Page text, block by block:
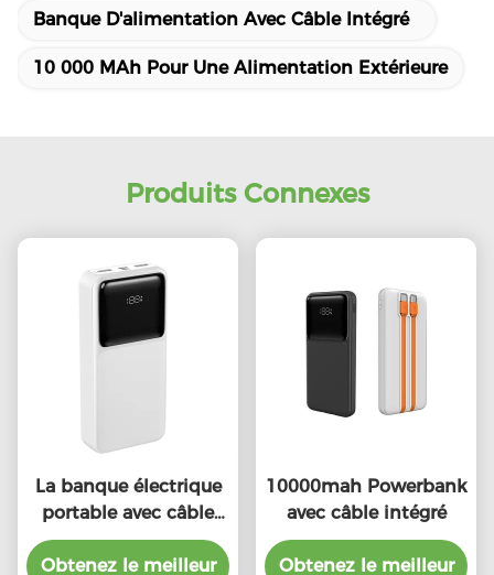
Banque D'alimentation Avec Câble Intégré
10 000 MAh Pour Une Alimentation Extérieure
Produits Connexes
La banque électrique
portable avec câble
intégré
Obtenez le meilleur
10000mah Powerbank
avec câble intégré
Obtenez le meilleur